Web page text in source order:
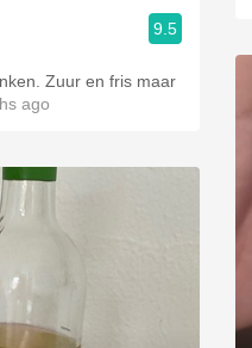
9.5
Zuur en fris maar
ago